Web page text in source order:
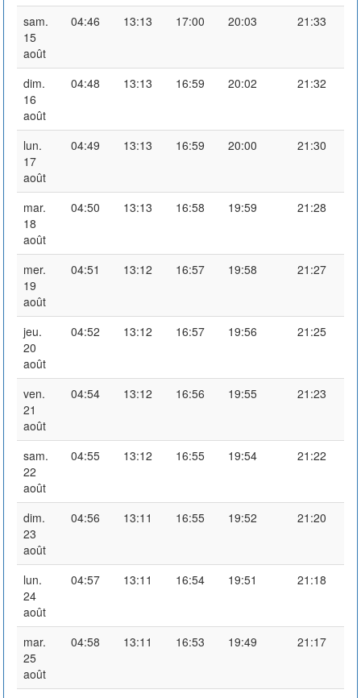
sam.
15
août
04:46 13:13 17:00 20:03 21:33
dim.
16
août
04:48 13:13 16:59 20:02 21:32
lun.
17
août
04:49 13:13 16:59 20:00 21:30
mar.
18
août
04:50 13:13 16:58 19:59 21:28
mer.
19
août
04:51 13:12 16:57 19:58 21:27
jeu.
20
août
04:52 13:12 16:57 19:56 21:25
ven.
21
août
04:54 13:12 16:56 19:55 21:23
sam.
22
août
04:55 13:12 16:55 19:54 21:22
dim.
23
août
04:56 13:11 16:55 19:52 21:20
lun.
24
août
04:57 13:11 16:54 19:51 21:18
mar.
25
août
04:58 13:11 16:53 19:49 21:17